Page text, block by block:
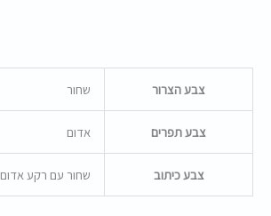
צבע הצרור שחור
צבע תפרים אדום
צבע כיתוב שחור עם רקע אדום